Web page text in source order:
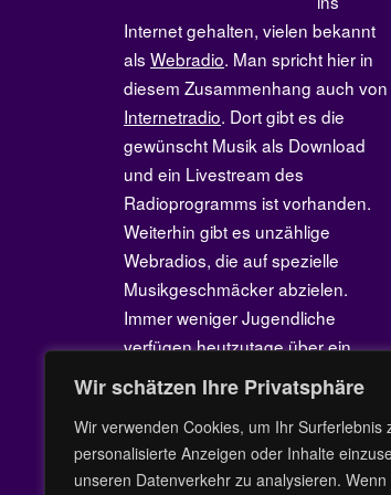
Wir schätzen Ihre Privatsphäre
Wir verwenden Cookies, um Ihr Surferlebnis
personalisierte Anzeigen oder Inhalte
unseren Datenverkehr zu analysieren. Wenn
Internet gehalten, vielen bekannt
als Webradio. Man spricht hier in
diesem Zusammenhang auch von
Internetradio. Dort gibt es die
gewünscht Musik als Download
und ein Livestream des
Radioprogramms ist vorhanden.
Weiterhin gibt es unzählige
Webradios, die auf spezielle
Musikgeschmäcker abzielen.
Immer weniger Jugendliche
verfügen heutzutage über ein
Radiogerät. Mit Hilfe des Internets
kann mittlerweile jedes beliebige
Musikstück auf dem PC oder
Smartphone auf Wunsch
abgerufen werden.